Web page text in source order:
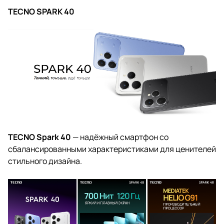
TECNO SPARK 40
TECNO Spark 40 — надёжный смартфон со
сбалансированными характеристиками для ценителей
стильного дизайна.